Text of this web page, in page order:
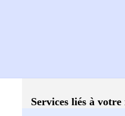
Services liés à votre